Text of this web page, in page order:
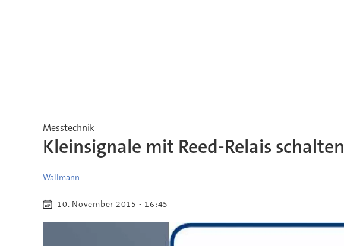
Messtechnik
Kleinsignale mit Reed-Relais schalten
Wallmann
10. November 2015 - 16:45